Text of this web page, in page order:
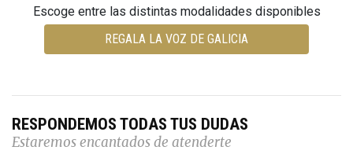
Escoge entre las distintas modalidades disponibles
REGALA LA VOZ DE GALICIA
RESPONDEMOS TODAS TUS DUDAS
Estaremos encantados de atenderte